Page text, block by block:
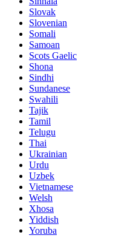
Slovak
Slovenian
Somali
Samoan
Scots Gaelic
Shona
Sindhi
Sundanese
Swahili
Tajik
Tamil
Telugu
Thai
Ukrainian
Urdu
Uzbek
Vietnamese
Welsh
Xhosa
Yiddish
Yoruba